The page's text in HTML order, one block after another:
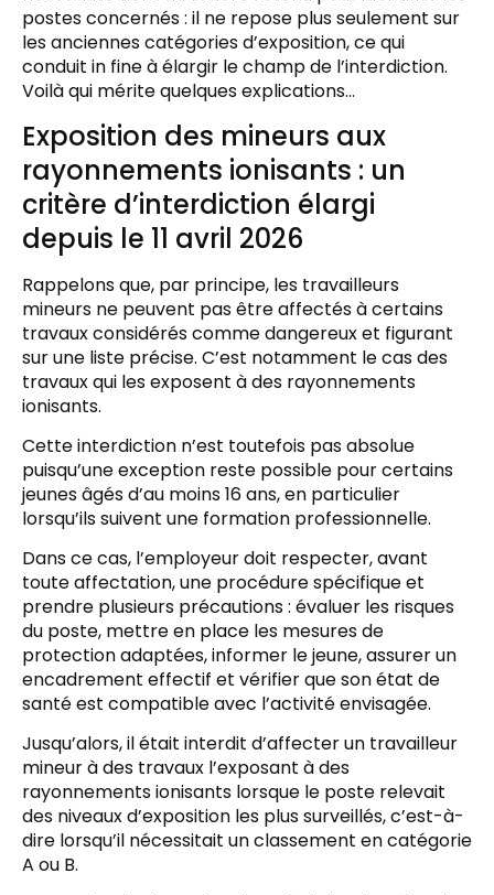
postes concernés : il ne repose plus seulement sur
les anciennes catégories d’exposition, ce qui
conduit in fine à élargir le champ de l’interdiction.
Voilà qui mérite quelques explications…
Exposition des mineurs aux
rayonnements ionisants : un
critère d’interdiction élargi
depuis le 11 avril 2026
Rappelons que, par principe, les travailleurs
mineurs ne peuvent pas être affectés à certains
travaux considérés comme dangereux et figurant
sur une liste précise. C’est notamment le cas des
travaux qui les exposent à des rayonnements
ionisants.
Cette interdiction n’est toutefois pas absolue
puisqu’une exception reste possible pour certains
jeunes âgés d’au moins 16 ans, en particulier
lorsqu’ils suivent une formation professionnelle.
Dans ce cas, l’employeur doit respecter, avant
toute affectation, une procédure spécifique et
prendre plusieurs précautions : évaluer les risques
du poste, mettre en place les mesures de
protection adaptées, informer le jeune, assurer un
encadrement effectif et vérifier que son état de
santé est compatible avec l’activité envisagée.
Jusqu’alors, il était interdit d’affecter un travailleur
mineur à des travaux l’exposant à des
rayonnements ionisants lorsque le poste relevait
des niveaux d’exposition les plus surveillés, c’est-à-
dire lorsqu’il nécessitait un classement en catégorie
A ou B.